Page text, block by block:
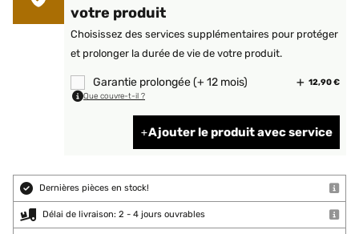
votre produit
Choisissez des services supplémentaires pour protéger
et prolonger la durée de vie de votre produit.
Garantie prolongée (+ 12 mois) 12,90 €
Que couvre-t-il ?
Ajouter le produit avec service
Dernières pièces en stock!
Délai de livraison: 2 - 4 jours ouvrables